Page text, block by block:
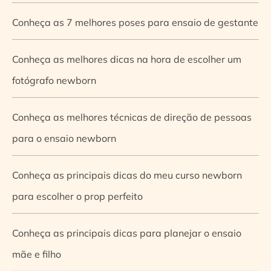
Conheça as 7 melhores poses para ensaio de gestante
Conheça as melhores dicas na hora de escolher um
fotógrafo newborn
Conheça as melhores técnicas de direção de pessoas
para o ensaio newborn
Conheça as principais dicas do meu curso newborn
para escolher o prop perfeito
Conheça as principais dicas para planejar o ensaio
mãe e filho